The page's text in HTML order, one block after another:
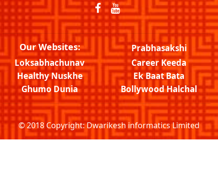
Our Websites:
Prabhasakshi
Loksabhachunav
Career Keeda
Healthy Nuskhe
Ek Baat Bata
Ghumo Dunia
Bollywood Halchal
© 2018 Copyright:Dwarikesh informatics Limited